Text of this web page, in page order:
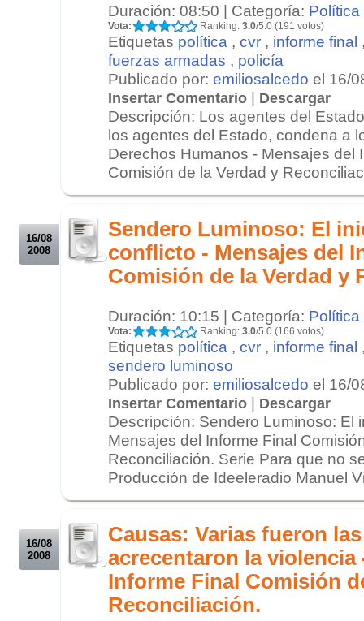
Duración: 08:50 | Categoría: Política
Vota: Ranking: 3.0/5.0 (191 votos)
Etiquetas política , cvr , informe final
fuerzas armadas , policía
Publicado por: emiliosalcedo el 16/
Insertar Comentario | Descargar
Descripción: Los agentes del
los agentes del Estado, condena a
Derechos Humanos - Mensajes del
Comisión de la Verdad y
16/08
2008
Sendero Luminoso: El
conflicto - Mensajes del
Comisión de la Verdad y
Duración: 10:15 | Categoría: Política
Vota: Ranking: 3.0/5.0 (166 votos)
Etiquetas política , cvr , informe final
sendero luminoso
Publicado por: emiliosalcedo el 16/
Insertar Comentario | Descargar
Descripción: Sendero Luminoso: El
Mensajes del Informe Final
Reconciliación. Serie Para que no
Producción de Ideeleradio Manuel
16/08
2008
Causas: Varias fueron
acrecentaron la violencia
Informe Final Comisión
Reconciliación.